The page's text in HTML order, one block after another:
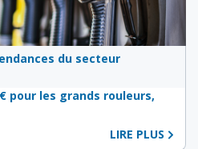
du secteur
pour les grands rouleurs,
LIRE PLUS